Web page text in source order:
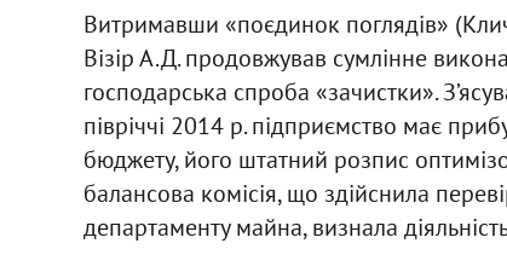
Витримавши «поєдинок поглядів»
Візір А.Д. продовжував сумлінне
господарська спроба «зачистки».
півріччі 2014 р. підприємство має
бюджету, його штатний розпис
балансова комісія, що здійснила
департаменту майна, визнала